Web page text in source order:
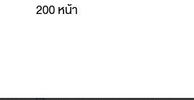
200 หน้า